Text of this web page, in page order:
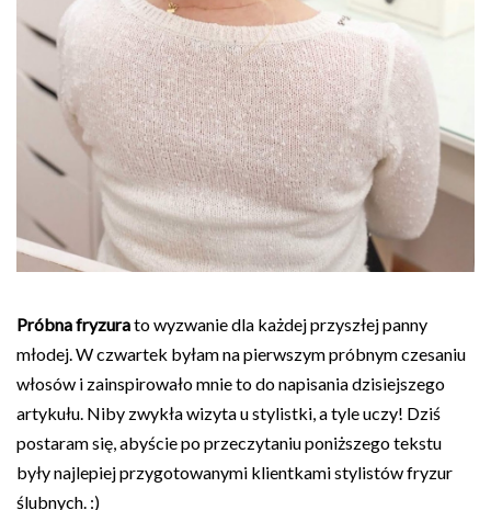
Próbna fryzurato wyzwanie dla każdej przyszłej panny
młodej. W czwartek byłam na pierwszym próbnym czesaniu
włosów i zainspirowało mnie to do napisania dzisiejszego
artykułu. Niby zwykła wizyta u stylistki, a tyle uczy! Dziś
postaram się, abyście po przeczytaniu poniższego tekstu
były najlepiej przygotowanymi klientkami stylistów fryzur
ślubnych. :)